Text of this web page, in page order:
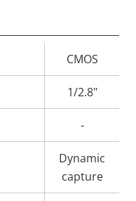
Eigentumswert
CMOS
1/2.8"
-
Dynamic
capture